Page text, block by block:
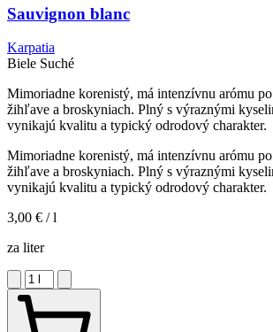
Sauvignon blanc
Karpatia
Biele Suché
Mimoriadne korenistý, má intenzívnu arómu
žihľave a broskyniach. Plný s výraznými
vynikajú kvalitu a typický odrodový charakter.
Mimoriadne korenistý, má intenzívnu arómu
žihľave a broskyniach. Plný s výraznými
vynikajú kvalitu a typický odrodový charakter.
3,00 € / l
za liter